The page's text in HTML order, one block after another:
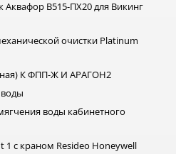
В515-ПХ20 для Викинг
очистки Platinum
К ФПП-Ж И АРАГОН2
воды кабинетного
с краном Resideo Honeywell